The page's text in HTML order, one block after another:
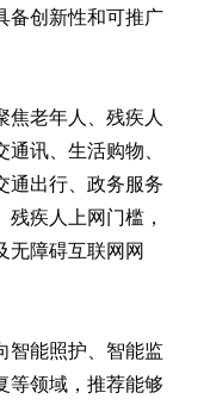
备创新性和可推广
焦老年人、残疾人
讯、生活购物、
通出行、政务服务
疾人上网门槛，
无障碍互联网网
智能照护、智能监
等领域，推荐能够